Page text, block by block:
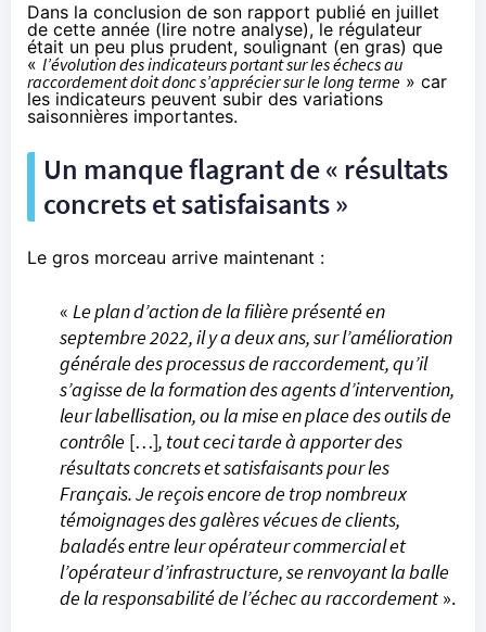
Dans la conclusion de son rapport publié en juillet
de cette année (lire notre analyse), le régulateur
était un peu plus prudent, soulignant (en gras) que
« l’évolution des indicateurs portant sur les échecs au
raccordement doit donc s’apprécier sur le long terme » car
les indicateurs peuvent subir des variations
saisonnières importantes.
Un manque flagrant de « résultats
concrets et satisfaisants »
Le gros morceau arrive maintenant :
« Le plan d’action de la filière présenté en
septembre 2022, il y a deux ans, sur l’amélioration
générale des processus de raccordement, qu’il
s’agisse de la formation des agents d’intervention,
leur labellisation, ou la mise en place des outils de
contrôle […], tout ceci tarde à apporter des
résultats concrets et satisfaisants pour les
Français. Je reçois encore de trop nombreux
témoignages des galères vécues de clients,
baladés entre leur opérateur commercial et
l’opérateur d’infrastructure, se renvoyant la balle
de la responsabilité de l’échec au raccordement ».